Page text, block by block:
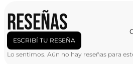
RESEÑAS
ESCRIBÍ TU RESEÑA
Lo sentimos. Aún no hay reseñas para